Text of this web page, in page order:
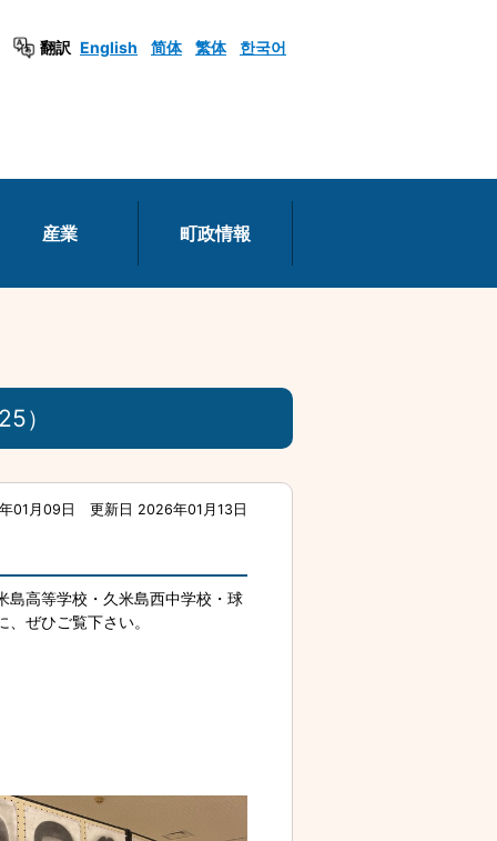
翻訳 English 简体 繁体 한국어
産業 町政情報
）
01月09日 更新日 2026年01月13日
島高等学校・久米島西中学校・球
ぜひご覧下さい。